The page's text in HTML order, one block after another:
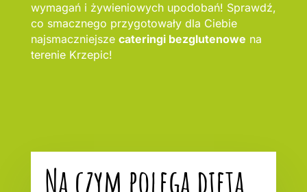
wymagań i żywieniowych upodobań! Sprawdź,
co smacznego przygotowały dla Ciebie
najsmaczniejsze cateringi bezglutenowe na
terenie Krzepic!
Na czym polega dieta